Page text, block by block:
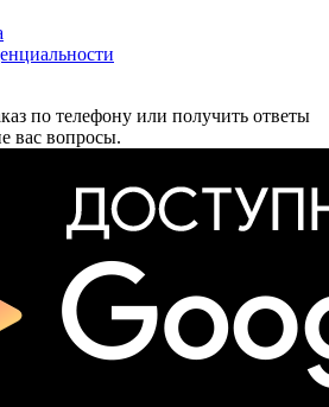
по телефону или получить ответы
вас вопросы.